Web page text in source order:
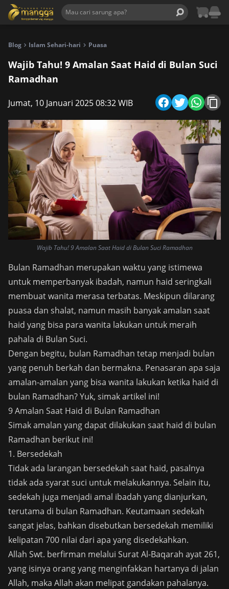
Blog Islam Sehari-hari Puasa
Wajib Tahu! 9 Amalan Saat Haid di Bulan Suci
Ramadhan
Jumat, 10 Januari 2025 08:32 WIB
Wajib Tahu! 9 Amalan Saat Haid di Bulan Suci Ramadhan
Bulan Ramadhan merupakan waktu yang istimewa
untuk memperbanyak ibadah, namun haid seringkali
membuat wanita merasa terbatas. Meskipun dilarang
puasa dan shalat, namun masih banyak amalan saat
haid yang bisa para wanita lakukan untuk meraih
pahala di Bulan Suci.
Dengan begitu, bulan Ramadhan tetap menjadi bulan
yang penuh berkah dan bermakna. Penasaran apa saja
amalan-amalan yang bisa wanita lakukan ketika haid di
bulan Ramadhan? Yuk, simak artikel ini!
9 Amalan Saat Haid di Bulan Ramadhan
Simak amalan yang dapat dilakukan saat haid di bulan
Ramadhan berikut ini!
1. Bersedekah
Tidak ada larangan bersedekah saat haid, pasalnya
tidak ada syarat suci untuk melakukannya. Selain itu,
sedekah juga menjadi amal ibadah yang dianjurkan,
terutama di bulan Ramadhan. Keutamaan sedekah
sangat jelas, bahkan disebutkan bersedekah memiliki
kelipatan 700 nilai dari apa yang disedekahkan.
Allah Swt. berfirman melalui Surat Al-Baqarah ayat 261,
yang isinya orang yang menginfakkan hartanya di jalan
Allah, maka Allah akan melipat gandakan pahalanya.